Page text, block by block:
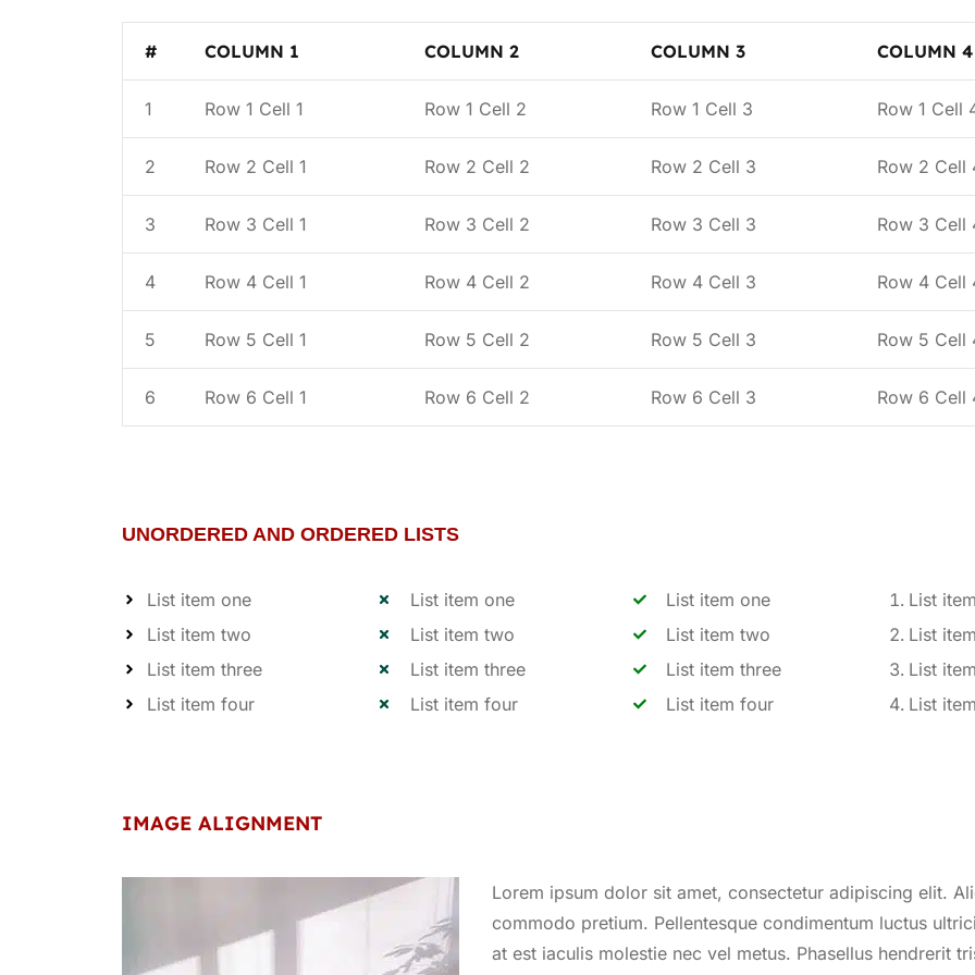
# COLUMN 1 COLUMN 2 COLUMN 3 COLUMN 4
1 Row 1 Cell 1 Row 1 Cell 2 Row 1 Cell 3 Row 1 Cell
2 Row 2 Cell 1 Row 2 Cell 2 Row 2 Cell 3 Row 2 Cell
3 Row 3 Cell 1 Row 3 Cell 2 Row 3 Cell 3 Row 3 Cell
4 Row 4 Cell 1 Row 4 Cell 2 Row 4 Cell 3 Row 4 Cell
5 Row 5 Cell 1 Row 5 Cell 2 Row 5 Cell 3 Row 5 Cell
6 Row 6 Cell 1 Row 6 Cell 2 Row 6 Cell 3 Row 6 Cell
UNORDERED AND ORDERED LISTS
List item one
List item two
List item three
List item four
List item one
List item two
List item three
List item four
List item one
List item two
List item three
List item four
List
List
List
List
IMAGE ALIGNMENT
Lorem ipsum dolor sit amet, consectetur adipiscing elit.
commodo pretium. Pellentesque condimentum luctus
at est iaculis molestie nec vel metus. Phasellus hendrerit